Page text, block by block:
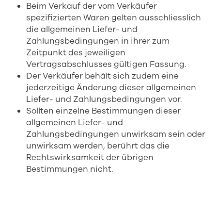
Beim Verkauf der vom Verkäufer
spezifizierten Waren gelten ausschliesslich
die allgemeinen Liefer- und
Zahlungsbedingungen in ihrer zum
Zeitpunkt des jeweiligen
Vertragsabschlusses gültigen Fassung.
Der Verkäufer behält sich zudem eine
jederzeitige Änderung dieser allgemeinen
Liefer- und Zahlungsbedingungen vor.
Sollten einzelne Bestimmungen dieser
allgemeinen Liefer- und
Zahlungsbedingungen unwirksam sein oder
unwirksam werden, berührt das die
Rechtswirksamkeit der übrigen
Bestimmungen nicht.